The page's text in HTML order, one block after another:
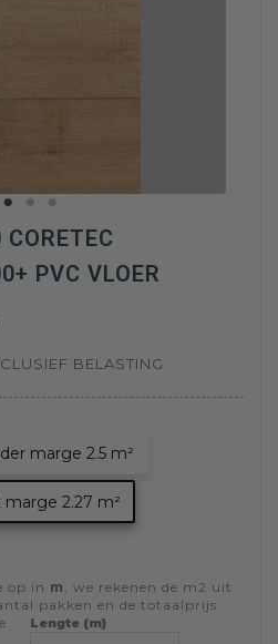
PVC VLOER
BELASTING
marge 2.5 m²
marge 2.27 m²
op in m , we rekenen de m2 uit
pakken en de totaalprijs.
Lengte (m)